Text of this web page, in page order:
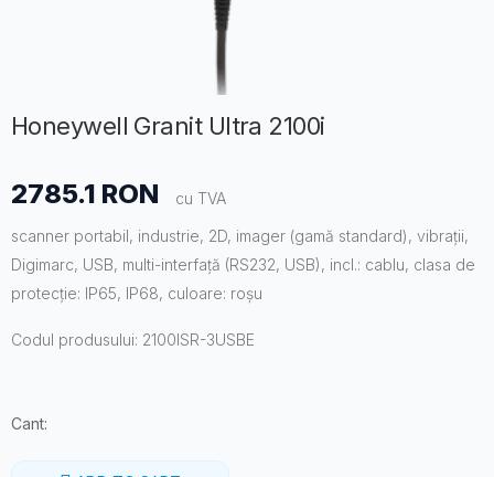
Honeywell Granit Ultra 2100i
2785.1 RON
cu TVA
scanner portabil, industrie, 2D, imager (gamă standard), vibrații,
Digimarc, USB, multi-interfață (RS232, USB), incl.: cablu, clasa de
protecție: IP65, IP68, culoare: roșu
Codul produsului: 2100ISR-3USBE
Cant: